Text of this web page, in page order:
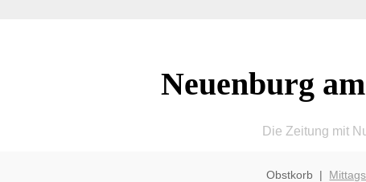
Neuenburg
Die Zeitung mit
Obstkorb |